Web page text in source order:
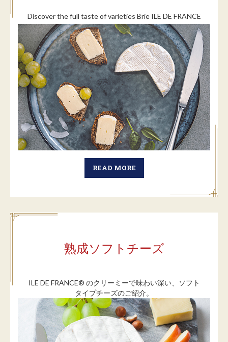
Discover the full taste of varieties Brie ILE DE FRANCE
READ MORE
熟成ソフトチーズ
ILE DE FRANCE® のクリーミーで味わい深い、ソフト
タイプチーズのご紹介。